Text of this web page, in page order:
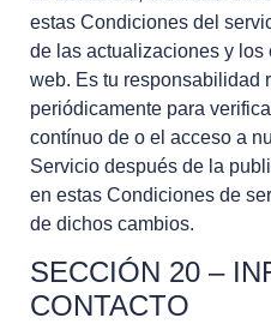
estas Condiciones del
de las actualizaciones y los
web. Es tu responsabilidad
periódicamente para
contínuo de o el acceso a
Servicio después de la
en estas Condiciones de
de dichos cambios.
SECCIÓN 20 –
CONTACTO